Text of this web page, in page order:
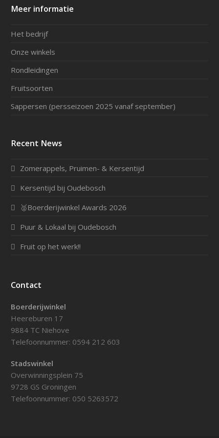
Meer informatie
Het bedrijf
Onze winkels
Rondleidingen
Fruitsoorten
Sappersen (persseizoen 2025 vanaf september)
Recent News
Zomerappels, Pruimen- & Kersentijd
Kersentijd bij Oudebosch
🥈Boerderijwinkel Awards 2026
Puur & Lokaal bij Oudebosch
Fruit op het werk!!
Contact
Boerderijwinkel
Heereburen 17
9884 TC Niehove
Telefoonnummer: 0594 212 603
Stadswinkel
Overwinningsplein 75
9728 GS Groningen
Telefoonnummer: 050 5263572